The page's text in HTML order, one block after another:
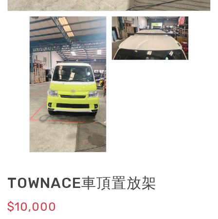
TOWNACE車頂置放架
$10,000